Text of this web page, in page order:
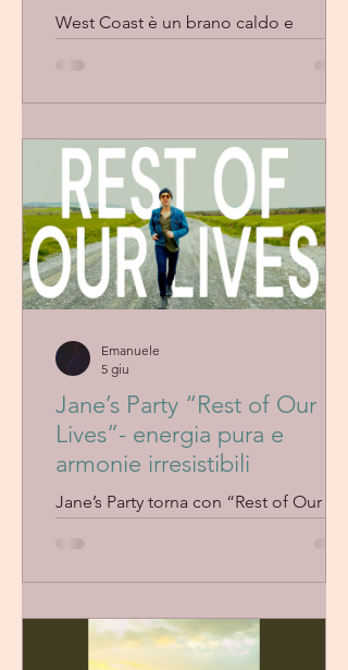
West Coast è un brano caldo e
groove fluido e avvolgente, melodie
traccia crea un’atmosfera distesa e
cinematografica. La voce di SOLEYA,
ricca di sfumature e piena di soul, si
muove con naturalezza tra intimità e
potenza, regalando un ascolto leggero
ma profondo.
Jane’s Party “Rest of Our
Lives”- energia pura e
armonie irresistibili
Jane’s Party torna con “Rest of Our
accattivanti, ricche armonie vocali e un
conferma lo stato di forma della band
di Toronto.
Emanuele
5 giu